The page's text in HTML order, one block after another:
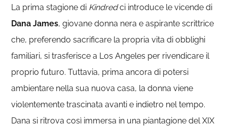
La prima stagione di Kindredci introduce le vicende di
Dana James, giovane donna nera e aspirante scrittrice
che, preferendo sacrificare la propria vita di obblighi
familiari, si trasferisce a Los Angeles per rivendicare il
proprio futuro. Tuttavia, prima ancora di potersi
ambientare nella sua nuova casa, la donna viene
violentemente trascinata avanti e indietro nel tempo.
Dana si ritrova così immersa in una piantagione del XIX